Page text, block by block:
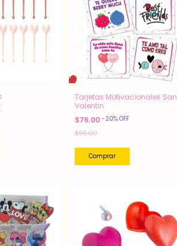
Tarjetas Motivacionales San
Valentin
$76.00 -20% OFF
$95.00